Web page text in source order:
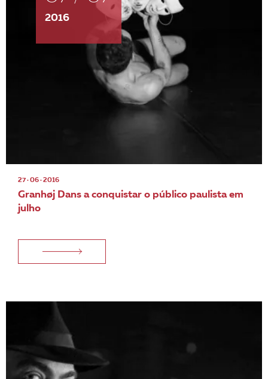
2016
27 · 06 · 2016
Granhøj Dans a conquistar o público paulista em
julho